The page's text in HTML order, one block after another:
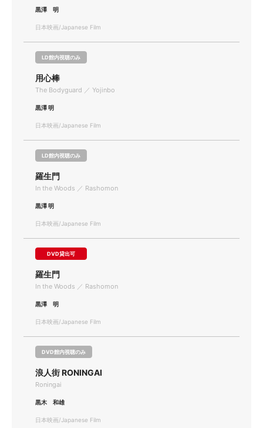
黒澤 明
日本映画/Japanese Film
LD館内視聴のみ
用心棒
The Bodyguard ／ Yojinbo
黒澤 明
日本映画/Japanese Film
LD館内視聴のみ
羅生門
In the Woods ／ Rashomon
黒澤 明
日本映画/Japanese Film
DVD貸出可
羅生門
In the Woods ／ Rashomon
黒澤 明
日本映画/Japanese Film
DVD館内視聴のみ
浪人街 RONINGAI
Roningai
黒木 和雄
日本映画/Japanese Film